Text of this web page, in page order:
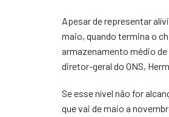
Apesar de representar
maio, quando termina o
armazenamento médio
diretor-geral do ONS,
Se esse nível não for
que vai de maio a